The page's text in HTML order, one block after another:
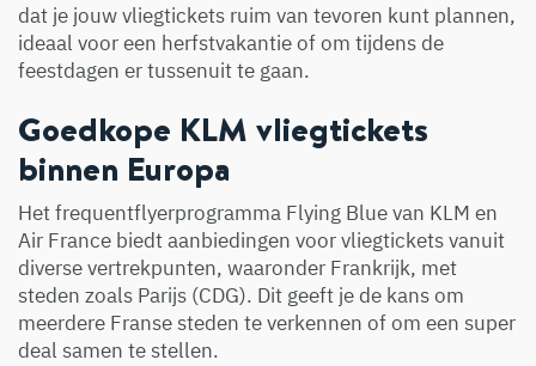
dat je jouw vliegtickets ruim van tevoren kunt plannen,
ideaal voor een herfstvakantie of om tijdens de
feestdagen er tussenuit te gaan.
Goedkope KLM vliegtickets
binnen Europa
Het frequentflyerprogramma Flying Blue van KLM en
Air France biedt aanbiedingen voor vliegtickets vanuit
diverse vertrekpunten, waaronder Frankrijk, met
steden zoals Parijs (CDG). Dit geeft je de kans om
meerdere Franse steden te verkennen of om een super
deal samen te stellen.